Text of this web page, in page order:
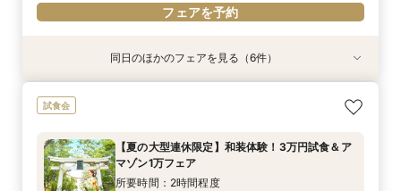
フェアを予約
8/9(日)
【神社挙式＋写真のお客様へ：30万円】試食付
10:00〜
14:30〜
18:00〜
8/9(日)
【親族婚希望のお客様へ：20名様58万円】試食
10:00〜
14:30〜
18:00〜
8/9(日)
【家族婚希望のお客様へ10名様48万円】試食付
10:00〜
14:30〜
18:00〜
8/9(日)
【40名様130万円】リニューアル記念：神社婚
10:00〜
14:30〜
18:00〜
8/9(日)
【和装でのお写真婚のお客様へ：2万5千円】試
10:00〜
14:30〜
18:00〜
8/9(日)
【日曜限定開催】3組先着：amazon1万円×豪華
10:00〜
14:30〜
18:00〜
同日のほかのフェアを見る（6件）
試食会
【夏の大型連休限定】和装体験！3万円試食＆ア
マゾン1万フェア
所要時間：2時間程度